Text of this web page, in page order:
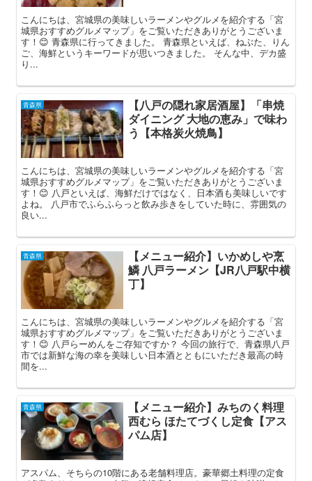
こんにちは、宮城県の美味しいラーメンやグルメを紹介する「宮
城県おすすめグルメマップ」をご覧いただきありがとうございま
す！😊 青森県に行ってきました。 青森県といえば、ねぶた、りん
ご、海鮮というキーワードが思いつきました。 そんな中、デカ盛
り...
青森県
【八戸の隠れ家居酒屋】「串焼
ダイニング 大地の恵み」で味わ
う【本格炭火焼鳥】
こんにちは、宮城県の美味しいラーメンやグルメを紹介する「宮
城県おすすめグルメマップ」をご覧いただきありがとうございま
す！😊 八戸といえば、海鮮だけではなく、日本酒も美味しいです
よね。 八戸市でふらふらっと飲み歩きをしていた時に、雰囲気の
良い...
青森県
【メニュー紹介】いかめしや烹
鱗 八戸ラーメン【JR八戸駅中横
丁】
こんにちは、宮城県の美味しいラーメンやグルメを紹介する「宮
城県おすすめグルメマップ」をご覧いただきありがとうございま
す！😊 八戸らーめんをご存知ですか？ 今回の旅行で、青森県八戸
市では新鮮な海の幸を美味しい日本酒とともにいただき最高の時
間を...
青森県
【メニュー紹介】みちのく料理
西むら ほたてづくし定食【アス
パム店】
アスパム、そちらの10階にある老舗料理店。豪華郷土料理の定食